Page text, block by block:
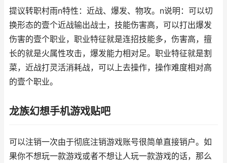
提议转职村雨n特性：近战、爆发、物攻。n说明：可以切
换形态的壹个近战输出战士，技能伤害高，可以打出爆发
伤害的壹个职业，职业特征就是连招技能多，伤害高，擅
长的就是火属性攻击，爆发能力相对足。职业特征就是割
菜，近战打灵活消耗战，可以上去操作，操作难度相对高
的壹个职业。
龙族幻想手机游戏贴吧
可以注销一次由于彻底注销游戏账号很简单直接销户。如
果你不想玩一款游戏或者不想让人玩一款游戏的话，那么